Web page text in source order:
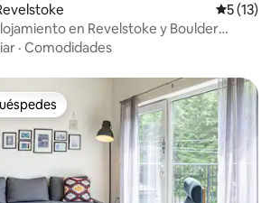
5 (13)
en Revelstoke y Boulder
· Comodidades